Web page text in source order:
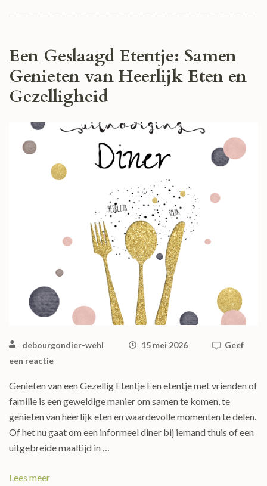
Een Geslaagd Etentje: Samen
Genieten van Heerlijk Eten en
Gezelligheid
debourgondier-wehl 15 mei 2026
Geef
een reactie
Genieten van een Gezellig Etentje Een etentje met vrienden of
familie is een geweldige manier om samen te komen, te
genieten van heerlijk eten en waardevolle momenten te delen.
Of het nu gaat om een informeel diner bij iemand thuis of een
uitgebreide maaltijd in …
Lees meer